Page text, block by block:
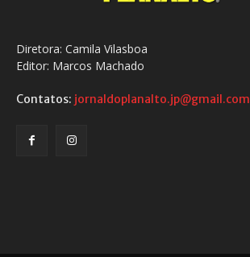
Diretora: Camila Vilasboa
Editor: Marcos Machado
Contatos: jornaldoplanalto.jp@gmail.com